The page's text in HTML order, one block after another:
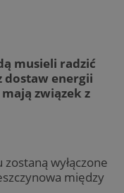
musieli radzić
dostaw energii
związek z
wyłączone
między